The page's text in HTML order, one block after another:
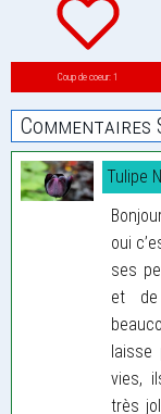
Coup de coeur: 1
Commentaires
Tulipe
oui
ses
et de
laisse
vies,
très